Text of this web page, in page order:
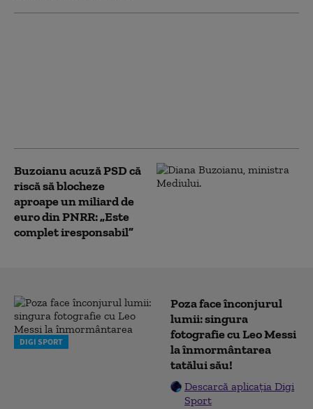
Buzoianu acuză PSD că
riscă să blocheze
aproape un miliard de
euro din PNRR: „Este
complet iresponsabil”
DIGI SPORT
Poza face înconjurul
lumii: singura
fotografie cu Leo Messi
la înmormântarea
tatălui său!
Descarcă aplicația Digi
Sport